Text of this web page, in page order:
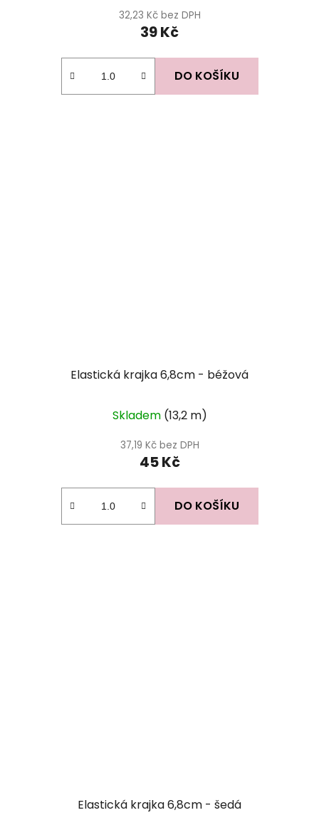
32,23 Kč bez DPH
39 Kč
DO KOŠÍKU
Elastická krajka 6,8cm - béžová
hodnocení
produktu
je
Skladem (13,2 m)
37,19 Kč bez DPH
45 Kč
DO KOŠÍKU
Elastická krajka 6,8cm - šedá